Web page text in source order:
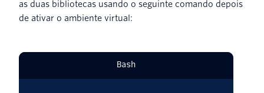
as duas bibliotecas usando o seguinte comando depois
de ativar o ambiente virtual:
Bash